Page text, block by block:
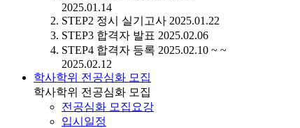
2025.01.14
STEP2 정시 실기고사 2025.01.22
STEP3 합격자 발표 2025.02.06
STEP4 합격자 등록 2025.02.10 ~ ~
2025.02.12
학사학위 전공심화 모집
학사학위 전공심화 모집
전공심화 모집요강
입시일정